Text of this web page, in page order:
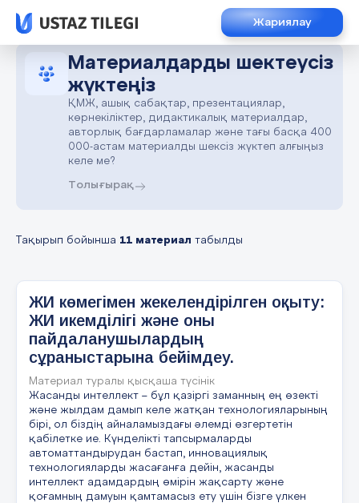
Жариялау
Материалдарды шектеусіз
жүктеңіз
ҚМЖ, ашық сабақтар, презентациялар,
көрнекіліктер, дидактикалық материалдар,
авторлық бағдарламалар және тағы басқа 400
000-астам материалды шексіз жүктеп алғыңыз
келе ме?
Толығырақ
Тақырып бойынша 11 материал табылды
ЖИ көмегімен жекелендірілген оқыту:
ЖИ икемділігі және оны
пайдаланушылардың
сұраныстарына бейімдеу.
Материал туралы қысқаша түсінік
Жасанды интеллект – бұл қазіргі заманның ең өзекті
және жылдам дамып келе жатқан технологияларының
бірі, ол біздің айналамыздағы әлемді өзгертетін
қабілетке ие. Күнделікті тапсырмаларды
автоматтандырудан бастап, инновациялық
технологияларды жасағанға дейін, жасанды
интеллект адамдардың өмірін жақсарту және
қоғамның дамуын қамтамасыз ету үшін бізге үлкен